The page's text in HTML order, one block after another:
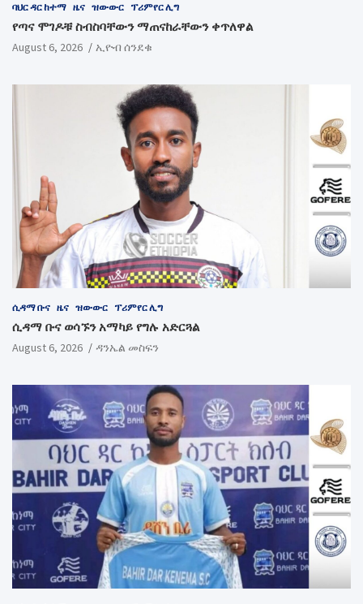
ባህር ዳር ከተማ ዜና ዝውውር ፕሪምየር ሊግ
የጣና ሞገዶቹ ስብስባቸውን ማጠናከራቸውን ቀጥለዋል
August 6, 2026 ኢዮብ ሰንደቁ
ሲዳማ ቡና ዜና ዝውውር ፕሪምየር ሊግ
ሲዳማ ቡና ወሳኙን አማካይ የግሉ አድርጓል
August 6, 2026 ዳንኤል መስፍን